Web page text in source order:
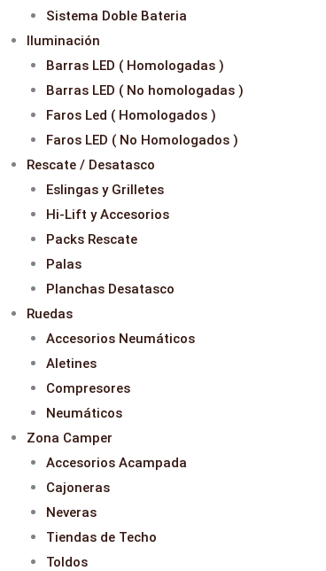
Sistema Doble Bateria
Iluminación
Barras LED ( Homologadas )
Barras LED ( No homologadas )
Faros Led ( Homologados )
Faros LED ( No Homologados )
Rescate / Desatasco
Eslingas y Grilletes
Hi-Lift y Accesorios
Packs Rescate
Palas
Planchas Desatasco
Ruedas
Accesorios Neumáticos
Aletines
Compresores
Neumáticos
Zona Camper
Accesorios Acampada
Cajoneras
Neveras
Tiendas de Techo
Toldos